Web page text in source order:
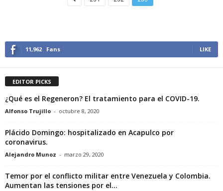
11,962 Fans LIKE
EDITOR PICKS
¿Qué es el Regeneron? El tratamiento para el COVID-19.
Alfonso Trujillo - octubre 8, 2020
Plácido Domingo: hospitalizado en Acapulco por
coronavirus.
Alejandro Munoz - marzo 29, 2020
Temor por el conflicto militar entre Venezuela y Colombia.
Aumentan las tensiones por el...